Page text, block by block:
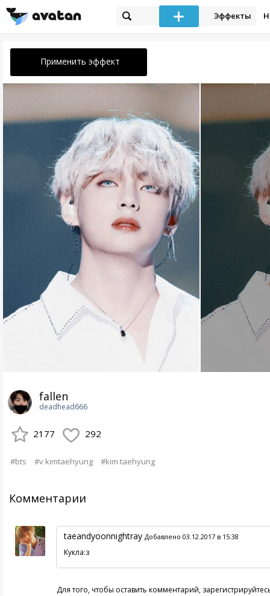
Эффекты
Применить эффект
fallen
deadhead666
2177 292
#bts #v kimtaehyung #kim taehyung
Комментарии
taeandyoonnightray Добавлено 03.12.2017 в 15:38
Кукла:з
Для того, чтобы оставить комментарий,